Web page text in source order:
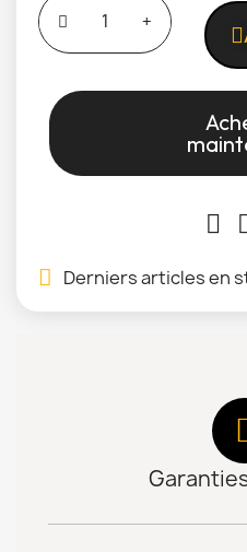
Derniers articles en